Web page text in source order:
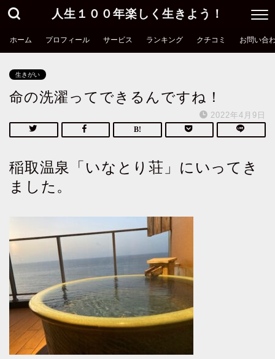
人生１００年楽しく生きよう！
ホーム プロフィール サービス ランキング クチコミ お問い合
生きがい
命の洗濯ってできるんですね！
2022年4月9日
稲取温泉「いなとり荘」にいってき
ました。